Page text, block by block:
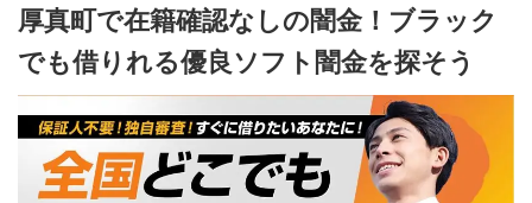
厚真町で在籍確認なしの闇金！ブラック
でも借りれる優良ソフト闇金を探そう